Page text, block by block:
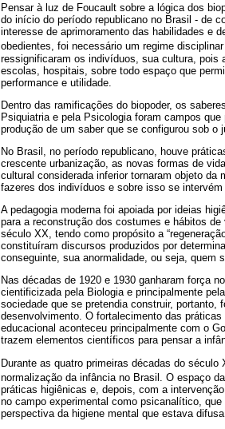
Pensar à luz de Foucault sobre a lógica dos
do início do período republicano no Brasil - de
interesse de aprimoramento das habilidades e
obedientes, foi necessário um regime
ressignificaram os indivíduos, sua cultura, pois
escolas, hospitais, sobre todo espaço que
performance e utilidade.
Dentro das ramificações do biopoder, os
Psiquiatria e pela Psicologia foram campos
produção de um saber que se configurou sob o
No Brasil, no período republicano, houve
crescente urbanização, as novas formas de
cultural considerada inferior tornaram objeto
fazeres dos indivíduos e sobre isso se
A pedagogia moderna foi apoiada por ideias
para a reconstrução dos costumes e hábitos
século XX, tendo como propósito a
constituíram discursos produzidos por
conseguinte, sua anormalidade, ou seja, quem
Nas décadas de 1920 e 1930 ganharam força
cientificizada pela Biologia e principalmente
sociedade que se pretendia construir, portanto,
desenvolvimento. O fortalecimento das
educacional aconteceu principalmente com o
trazem elementos científicos para pensar a
Durante as quatro primeiras décadas do
normalização da infância no Brasil. O espaço
práticas higiênicas e, depois, com a
no campo experimental como psicanalítico,
perspectiva da higiene mental que estava